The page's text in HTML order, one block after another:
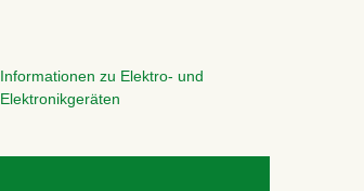
Informationen zu Elektro- und
Elektronikgeräten